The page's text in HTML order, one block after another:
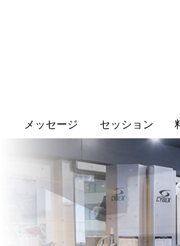
メッセージ セッション